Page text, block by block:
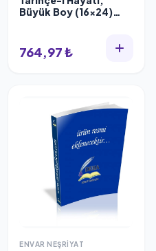
Büyük Boy (16x24)
764,97 ₺
ENVAR NEŞRIYAT